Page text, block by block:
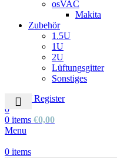
osVAC
Makita
Zubehör
1.5U
1U
2U
Lüftungsgitter
Sonstiges
Login / Register
0
0 items €0,00
Menu
0 items